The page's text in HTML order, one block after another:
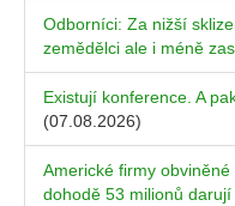
Odborníci: Za nižší
zemědělci ale i méně
Existují konference. A
(07.08.2026)
Americké firmy
dohodě 53 milionů darují